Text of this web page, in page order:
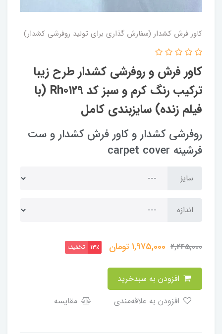
کاور فرش کشدار (سفارش گذاری برای تولید روفرشی کشدار)
کاور فرش و روفرشی کشدار‌ طرح زیبا
ترکیب رنگ کرم و سبز کد Rh0129 (با
فیلم زنده) سایزبندی کامل
روفرشی کشدار و کاور فرش کشدار و ست
فرشینه carpet cover
سایز
اندازه
2,245,000
1,975,000تومان 13٪ تخفیف
مقایسه